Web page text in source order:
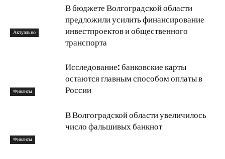
Актуально
В бюджете Волгоградской области
предложили усилить финансирование
инвестпроектов и общественного
транспорта
Финансы
Исследование: банковские карты
остаются главным способом оплаты в
России
Финансы
В Волгоградской области увеличилось
число фальшивых банкнот